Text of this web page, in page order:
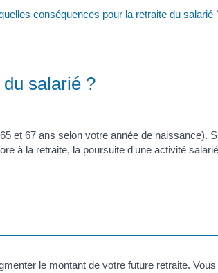
conséquences pour la retraite du salarié
salarié ?
et 67 ans selon votre année de naissance).
à la retraite, la poursuite d'une activité
le montant de votre future retraite.